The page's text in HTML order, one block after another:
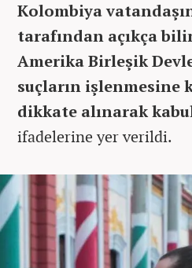
Kolombiya
tarafından açıkça
Amerika Birleşik
suçların işlenmesine
dikkate alınarak
ifadelerine yer verildi.